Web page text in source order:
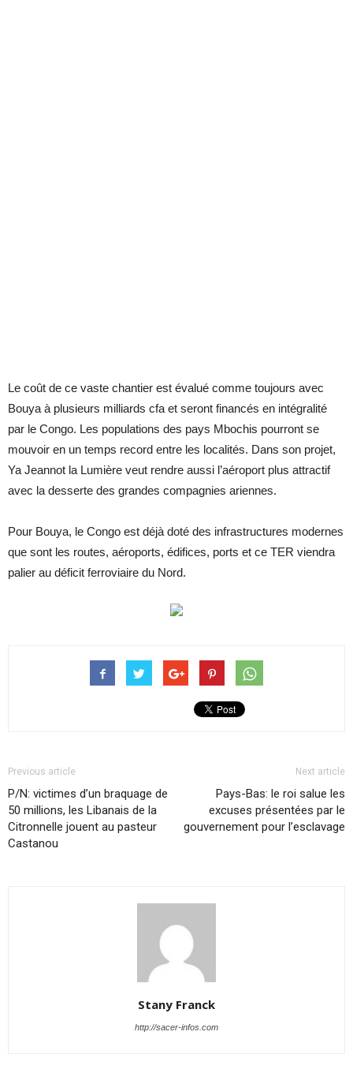
Le coût de ce vaste chantier est évalué comme toujours avec
Bouya à plusieurs milliards cfa et seront financés en intégralité
par le Congo. Les populations des pays Mbochis pourront se
mouvoir en un temps record entre les localités. Dans son projet,
Ya Jeannot la Lumière veut rendre aussi l’aéroport plus attractif
avec la desserte des grandes compagnies ariennes.
Pour Bouya, le Congo est déjà doté des infrastructures modernes
que sont les routes, aéroports, édifices, ports et ce TER viendra
palier au déficit ferroviaire du Nord.
Previous article
P/N: victimes d’un braquage de
50 millions, les Libanais de la
Citronnelle jouent au pasteur
Castanou
Next article
Pays-Bas: le roi salue les
excuses présentées par le
gouvernement pour l’esclavage
Stany Franck
http://sacer-infos.com